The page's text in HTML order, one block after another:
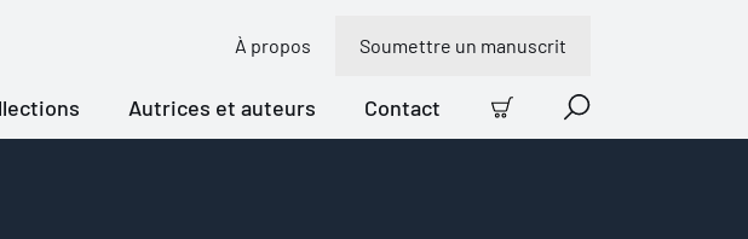
À propos Soumettre un manuscrit
Autrices et auteurs Contact
Panier Recherche